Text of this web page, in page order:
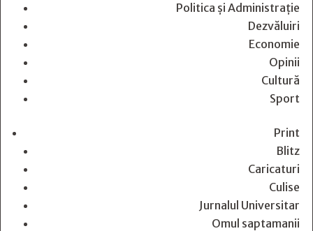
Politica și Administrație
Dezvăluiri
Economie
Opinii
Cultură
Sport
Print
Blitz
Caricaturi
Culise
Jurnalul Universitar
Omul saptamanii